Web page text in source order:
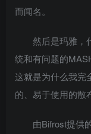
而闻名。
然后是玛雅，
统和有问题的
这就是为什么我完
的、易于使用的散
由Bifrost提供